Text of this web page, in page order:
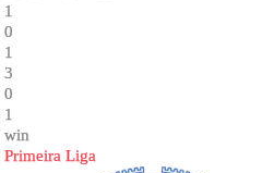
1
0
1
3
0
1
win
Primeira Liga